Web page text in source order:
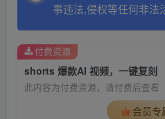
事违法,侵权等任何非法
shorts 爆款AI 视频，一键复刻
此内容为付费资源，请付费后查看
会员专
付费资源